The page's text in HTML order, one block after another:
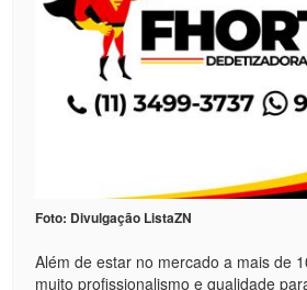
Foto: Divulgação ListaZN
Além de estar no mercado a mais de
muito profissionalismo e qualidade